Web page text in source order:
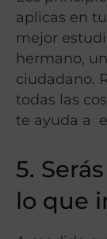
aplicas en
mejor
hermano,
ciudadano.
todas las
te ayuda a
5.
lo que